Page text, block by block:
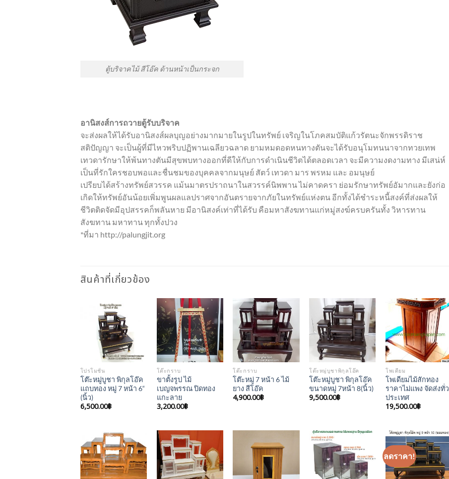
ตู้บริจาคไม้ สีโอ๊ค ด้านหน้าเป็นกระจก
อานิสงส์การถวายตู้รับบริจาค
จะส่งผลให้ได้รับอานิสงส์ผลบุญอย่างมากมายในรูปในทรัพย์ เจริญในโภคสมบัติแก้วรัตนะจักพรรดิราช
สติปัญญา จะเป็นผู้ที่มีไหวพริบปฏิพานเฉลียวฉลาด ยามหมดอดหนทางตันจะได้รับอนุโมทนนาจากทวยเทพ
เทวดารักษาให้พ้นทางตันมีสุขพบทางออกที่ดีให้กับการดำเนินชีวิตได้ตลอดเวลา จะมีความงดงามทาง มีเสน่ห์
เป็นที่รักใครชอบพอและชื่นชมของบุคคลจากมนุษย์ สัตว์ เทวดา มาร พรหม และ อมนุษย์
เปรียบได้สร้างทรัพย์สวรรค แม้นมาตรปราถนาในสวรรค์นิพพาน ไม่คาดครา ย่อมรักษาทรัพย์อัมากและยังก่อ
เกิดให้ทรัพย์อันน้อยเพิ่มพูนผลแลปราศจากอันตรายจากภัยในทรัพย์แห่งตน อีกทั้งได้ชำระหนี้สงค์ที่ส่งผลให้
ชีวิตติดจัดมีอุปสรรคก็พลันหาย มีอานิสงค์เท่าที่ได้รับ คือมหาสังฆทานแก่หมู่สงฆ์ครบครันทั้ง วิหารทาน
สังฆทาน มหาทาน ทุกทั้งปวง
*ที่มา http://palungjit.org
สินค้าที่เกี่ยวข้อง
Add to
Wishlist
โปรโมชั่น
โต๊ะหมู่บูชา พิกุลโอ๊ค
แถบทอง หมู่ 7 หน้า 6“
(นิ้ว)
6,500.00฿
Add to
Wishlist
โต๊ะกราบ
ขาตั้งรูป ไม้
เบญจพรรณ ปิดทอง
แกะลาย
3,200.00฿
Add to
Wishlist
โต๊ะกราบ
โต๊ะหมู่ 7 หน้า 6 ไม้
ยาง สีโอ๊ค
4,900.00฿
Add to
Wishlist
โต๊ะหมู่บูชาพิกุลโอ๊ค
โต๊ะหมู่บูชา พิกุลโอ๊ค
ขนาดหมู่ 7หน้า 8(นิ้ว)
9,500.00฿
Add to
Wishlist
โพเดียม
โพเดียมไม้สักทอง
ราคาไม่แพง จัดส่งทั่ว
ประเทศ
19,500.00฿
Add to
Wishlist
Add to
Wishlist
Add to
Wishlist
Add to
Wishlist
ลดราคา!
Add to
Wishlist